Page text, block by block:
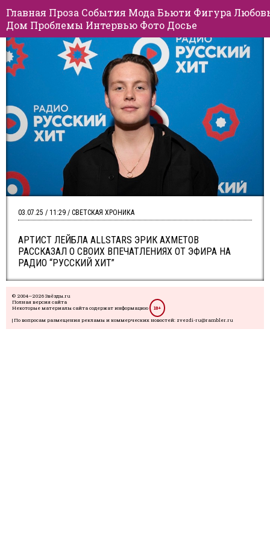
Главная Проза События Мода Бьюти Фигура
Дом Проблемы Интервью Фото Досье
АРТИСТ ЛЕЙБЛА ALLSTARS ЭРИК АХМЕТОВ
РАССКАЗАЛ О СВОИХ ВПЕЧАТЛЕНИЯХ ОТ ЭФИРА НА
РАДИО “РУССКИЙ ХИТ”
03.07.25 / 11:29 / СВЕТСКАЯ ХРОНИКА
© 2004—2026 Звёзды.ru
Полная версия сайта
Некоторые материалы сайта содержат информацию
18+
| По вопросам размещения рекламы и коммерческих новостей: zvezdi-ru@rambler.ru